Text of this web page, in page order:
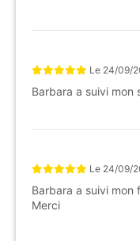
Le 24/09/
Barbara a suivi mon
Le 24/09/
Barbara a suivi mon
Merci